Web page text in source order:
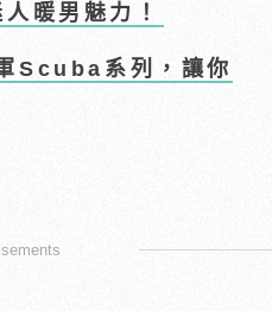
暖男魅力！
Scuba系列，讓你